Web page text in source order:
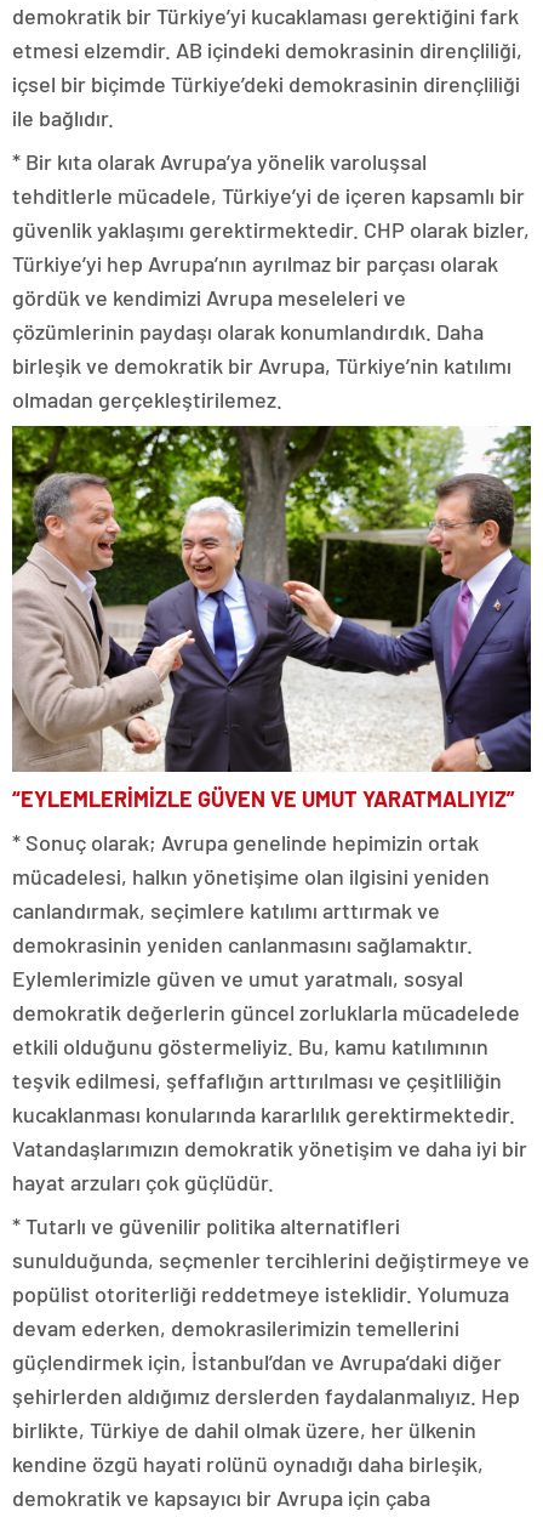
demokratik bir Türkiye’yi kucaklaması gerektiğini fark
etmesi elzemdir. AB içindeki demokrasinin dirençliliği,
içsel bir biçimde Türkiye’deki demokrasinin dirençliliği
ile bağlıdır.
* Bir kıta olarak Avrupa’ya yönelik varoluşsal
tehditlerle mücadele, Türkiye’yi de içeren kapsamlı bir
güvenlik yaklaşımı gerektirmektedir. CHP olarak bizler,
Türkiye’yi hep Avrupa’nın ayrılmaz bir parçası olarak
gördük ve kendimizi Avrupa meseleleri ve
çözümlerinin paydaşı olarak konumlandırdık. Daha
birleşik ve demokratik bir Avrupa, Türkiye’nin katılımı
olmadan gerçekleştirilemez.
“EYLEMLERİMİZLE GÜVEN VE UMUT YARATMALIYIZ”
* Sonuç olarak; Avrupa genelinde hepimizin ortak
mücadelesi, halkın yönetişime olan ilgisini yeniden
canlandırmak, seçimlere katılımı arttırmak ve
demokrasinin yeniden canlanmasını sağlamaktır.
Eylemlerimizle güven ve umut yaratmalı, sosyal
demokratik değerlerin güncel zorluklarla mücadelede
etkili olduğunu göstermeliyiz. Bu, kamu katılımının
teşvik edilmesi, şeffaflığın arttırılması ve çeşitliliğin
kucaklanması konularında kararlılık gerektirmektedir.
Vatandaşlarımızın demokratik yönetişim ve daha iyi bir
hayat arzuları çok güçlüdür.
* Tutarlı ve güvenilir politika alternatifleri
sunulduğunda, seçmenler tercihlerini değiştirmeye ve
popülist otoriterliği reddetmeye isteklidir. Yolumuza
devam ederken, demokrasilerimizin temellerini
güçlendirmek için, İstanbul’dan ve Avrupa’daki diğer
şehirlerden aldığımız derslerden faydalanmalıyız. Hep
birlikte, Türkiye de dahil olmak üzere, her ülkenin
kendine özgü hayati rolünü oynadığı daha birleşik,
demokratik ve kapsayıcı bir Avrupa için çaba